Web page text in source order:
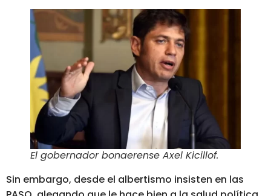
El gobernador bonaerense Axel Kicillof.
Sin embargo, desde el albertismo insisten en las